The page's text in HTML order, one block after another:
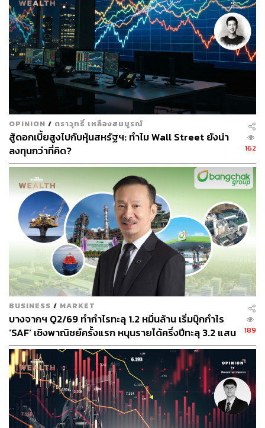
ในปี 2567 เรายังมีความหวังและการฟื้นตัวขึ้นของเศรษฐกิจ
ไทย นำโดยการท่องเที่ยว เราเห็นจำนวนนักท่องเที่ยว
มากกว่า 3 ล้านคน 2 เดือนติดกัน (ธันวาคม 2566 และ
มกราคม 2567) นำโดยนักท่องเที่ยวจีนที่เริ่มกลับเข้ามา UOB
Group คาดว่านักท่องเที่ยวปีนี้จะเพิ่มขึ้นแตะ 33.5 ล้านคน ก่อ
ให้เกิดรายได้ว่า 3 ล้านล้านบาท หรือ 17.2% ของ GDP
นอกจากการท่องเที่ยวแล้ว ภาคการส่งออกคาดว่าจะฟื้นตัว
เช่นกัน จากประมาณการการเติบโตทางเศรษฐกิจโลกของ
IMF ที่ปรับคาดการณ์ GDP โลกปี 2567 ขึ้นสู่ระดับ 3.1%
(จาก 2.9%) ซึ่งจะช่วยสนับสนุนการฟื้นตัวและความต้องการ
สินค้าส่งออกจากไทยให้เพิ่มขึ้นด้วย เราเริ่มเห็นสัญญาณจาก
มูลค่าส่งออกเดือนมกราคมอยู่ที่ 22,649.9 ล้านดอลลาร์
ขยายตัว 10.0%YoY สูงสุดนับตั้งแต่เดือนมิถุนายน 2565 เร่ง
ตัวขึ้นจากเดือนก่อนที่ขยายตัว 4.7% การส่งออกของไทยยัง
ขยายตัวต่อเนื่องตามทิศทางการค้าโลกที่เริ่มฟื้นตัว ประกอบ
กับปัจจัยมูลค่าฐานการส่งออกต่ำในช่วงเดียวกันของปีก่อน
หน้า อีกทั้งมีแรงหนุนจากการส่งออกคอมพิวเตอร์และส่วน
ประกอบตามการฟื้นตัวของวัฏจักรสินค้าอิเล็กทรอนิกส์ และ
การส่งออกสินค้าเกษตรและอาหารที่ยังคงขยายตัวสูง
OPINION / ตราวุทธิ์ เหลืองสมบูรณ์
สู้ดอกเบี้ยสูงไปกับหุ้นสหรัฐฯ: ทำไม Wall Street ยังน่า
ลงทุนกว่าที่คิด?
162
BUSINESS / MARKET
บางจากฯ Q2/69 ทำกำไรทะลุ 1.2 หมื่นล้าน เริ่มบุ๊กกำไร
‘SAF’ เชิงพาณิชย์ครั้งแรก หนุนรายได้ครึ่งปีทะลุ 3.2 แสน
ล้าน
189